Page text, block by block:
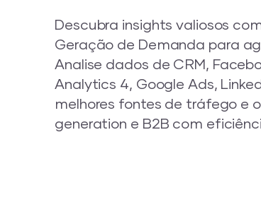
Descubra insights valiosos
Geração de Demanda para
Analise dados de CRM,
Analytics 4, Google Ads,
melhores fontes de tráfego e
generation e B2B com